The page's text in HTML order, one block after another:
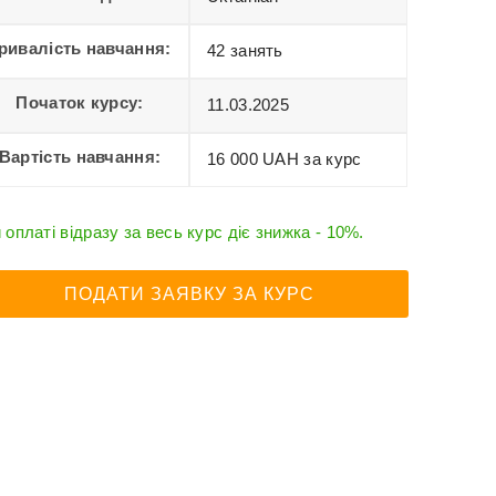
навчання: 42 занять
Початок курсу: 11.03.2025
навчання: 16 000 UAH за курс
відразу за весь курс діє знижка - 10%.
ПОДАТИ ЗАЯВКУ ЗА КУРС